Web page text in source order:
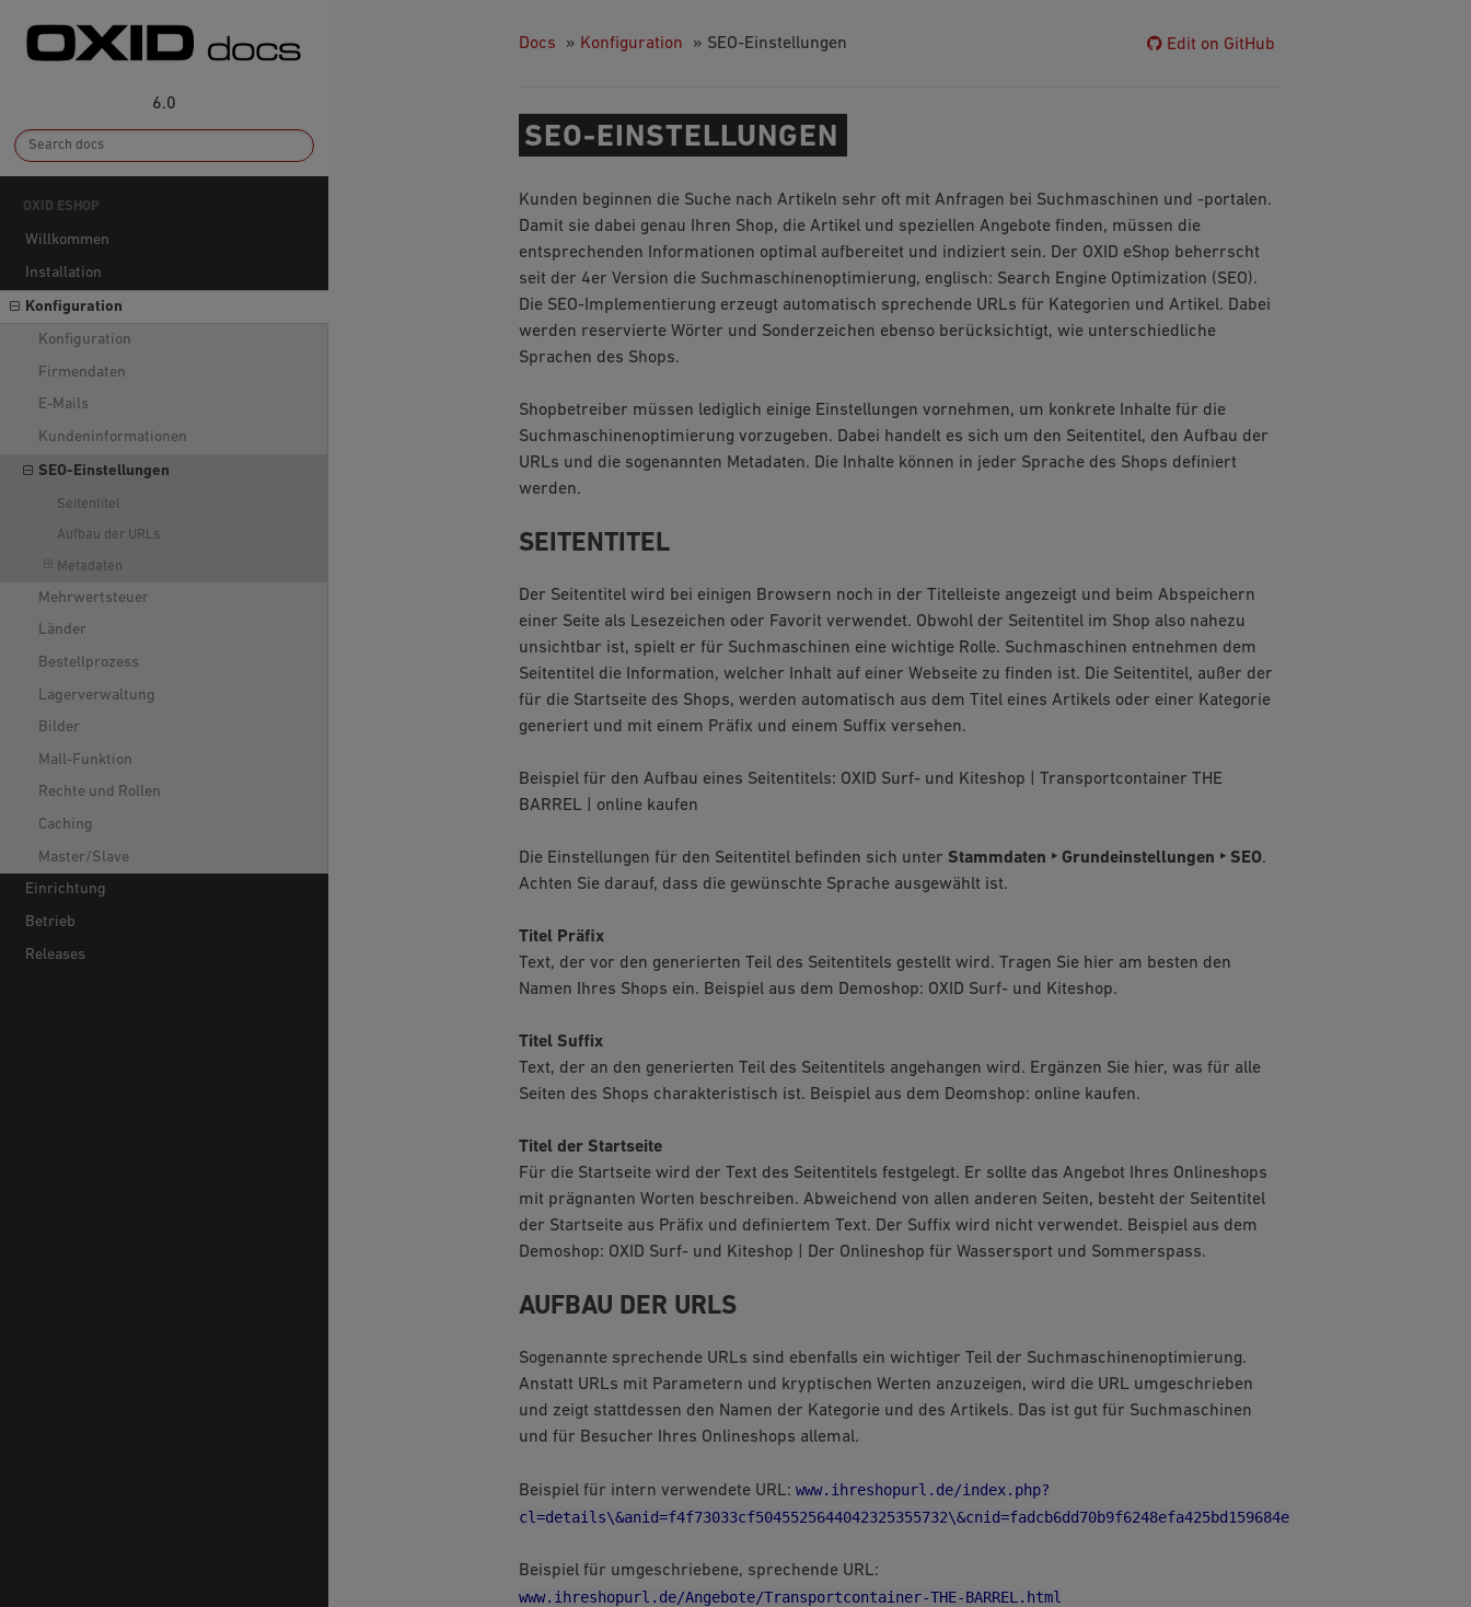
6.0
OXID ESHOP
Willkommen
Installation
Konfiguration
Konfiguration
Firmendaten
E-Mails
Kundeninformationen
SEO-Einstellungen
Seitentitel
Aufbau der URLs
Metadaten
Mehrwertsteuer
Länder
Bestellprozess
Lagerverwaltung
Bilder
Mall-Funktion
Rechte und Rollen
Caching
Master/Slave
Einrichtung
Betrieb
Releases
Docs » Konfiguration » SEO-Einstellungen Edit on GitHub
SEO-EINSTELLUNGEN
Kunden beginnen die Suche nach Artikeln sehr oft mit Anfragen bei Suchmaschinen und -portalen.
Damit sie dabei genau Ihren Shop, die Artikel und speziellen Angebote finden, müssen die
entsprechenden Informationen optimal aufbereitet und indiziert sein. Der OXID eShop beherrscht
seit der 4er Version die Suchmaschinenoptimierung, englisch: Search Engine Optimization (SEO).
Die SEO-Implementierung erzeugt automatisch sprechende URLs für Kategorien und Artikel. Dabei
werden reservierte Wörter und Sonderzeichen ebenso berücksichtigt, wie unterschiedliche
Sprachen des Shops.
Shopbetreiber müssen lediglich einige Einstellungen vornehmen, um konkrete Inhalte für die
Suchmaschinenoptimierung vorzugeben. Dabei handelt es sich um den Seitentitel, den Aufbau der
URLs und die sogenannten Metadaten. Die Inhalte können in jeder Sprache des Shops definiert
werden.
SEITENTITEL
Der Seitentitel wird bei einigen Browsern noch in der Titelleiste angezeigt und beim Abspeichern
einer Seite als Lesezeichen oder Favorit verwendet. Obwohl der Seitentitel im Shop also nahezu
unsichtbar ist, spielt er für Suchmaschinen eine wichtige Rolle. Suchmaschinen entnehmen dem
Seitentitel die Information, welcher Inhalt auf einer Webseite zu finden ist. Die Seitentitel, außer der
für die Startseite des Shops, werden automatisch aus dem Titel eines Artikels oder einer Kategorie
generiert und mit einem Präfix und einem Suffix versehen.
Beispiel für den Aufbau eines Seitentitels: OXID Surf- und Kiteshop | Transportcontainer THE
BARREL | online kaufen
Die Einstellungen für den Seitentitel befinden sich unter Stammdaten ‣ Grundeinstellungen ‣ SEO.
Achten Sie darauf, dass die gewünschte Sprache ausgewählt ist.
Titel Präfix
Text, der vor den generierten Teil des Seitentitels gestellt wird. Tragen Sie hier am besten den
Namen Ihres Shops ein. Beispiel aus dem Demoshop: OXID Surf- und Kiteshop.
Titel Suffix
Text, der an den generierten Teil des Seitentitels angehangen wird. Ergänzen Sie hier, was für alle
Seiten des Shops charakteristisch ist. Beispiel aus dem Deomshop: online kaufen.
Titel der Startseite
Für die Startseite wird der Text des Seitentitels festgelegt. Er sollte das Angebot Ihres Onlineshops
mit prägnanten Worten beschreiben. Abweichend von allen anderen Seiten, besteht der Seitentitel
der Startseite aus Präfix und definiertem Text. Der Suffix wird nicht verwendet. Beispiel aus dem
Demoshop: OXID Surf- und Kiteshop | Der Onlineshop für Wassersport und Sommerspass.
AUFBAU DER URLS
Sogenannte sprechende URLs sind ebenfalls ein wichtiger Teil der Suchmaschinenoptimierung.
Anstatt URLs mit Parametern und kryptischen Werten anzuzeigen, wird die URL umgeschrieben
und zeigt stattdessen den Namen der Kategorie und des Artikels. Das ist gut für Suchmaschinen
und für Besucher Ihres Onlineshops allemal.
Beispiel für intern verwendete URL: www.ihreshopurl.de/index.php?
cl=details\&anid=f4f73033cf5045525644042325355732\&cnid=fadcb6dd70b9f6248efa425bd159684e
Beispiel für umgeschriebene, sprechende URL:
www.ihreshopurl.de/Angebote/Transportcontainer-THE-BARREL.html